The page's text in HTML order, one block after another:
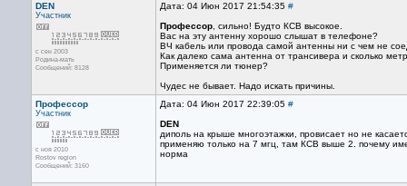
DEN
Участник
с сен 2003
Родина-мать
Сообщений: 8128
Дата: 04 Июн 2017 21:54:35 #
Профессор , сильно! Будто КСВ высокое.
Вас на эту антенну хорошо слышат в телефоне?
ВЧ кабель или провода самой антенны ни с чем не
Как далеко сама антенна от трансивера и сколько
Применяется ли тюнер?
Чудес не бывает. Надо искать причины.
Профессор
Участник
с ноя 2010
Rostov region
Сообщений: 3160
Дата: 04 Июн 2017 22:39:05 #
DEN
диполь на крыше многоэтажки, провисает но не
применяю только на 7 мгц, там КСВ выше 2. почему
норма